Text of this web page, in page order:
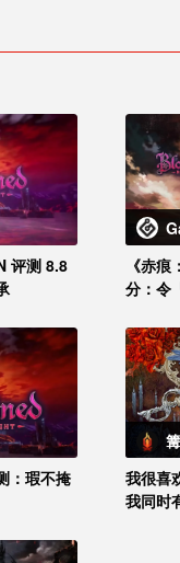
评测 8.8
《赤
分：令
：瑕不掩
我很喜
我同时